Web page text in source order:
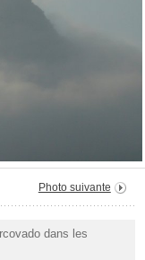
Photo suivante
dans les